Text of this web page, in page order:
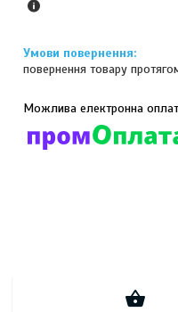
повернення товару